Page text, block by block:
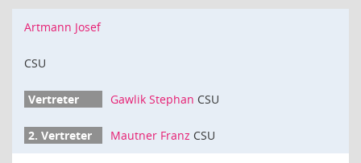
Artmann Josef
CSU
Gawlik Stephan CSU
Mautner Franz CSU